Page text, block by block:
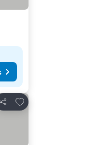
Compartir
Agregar a favoritos